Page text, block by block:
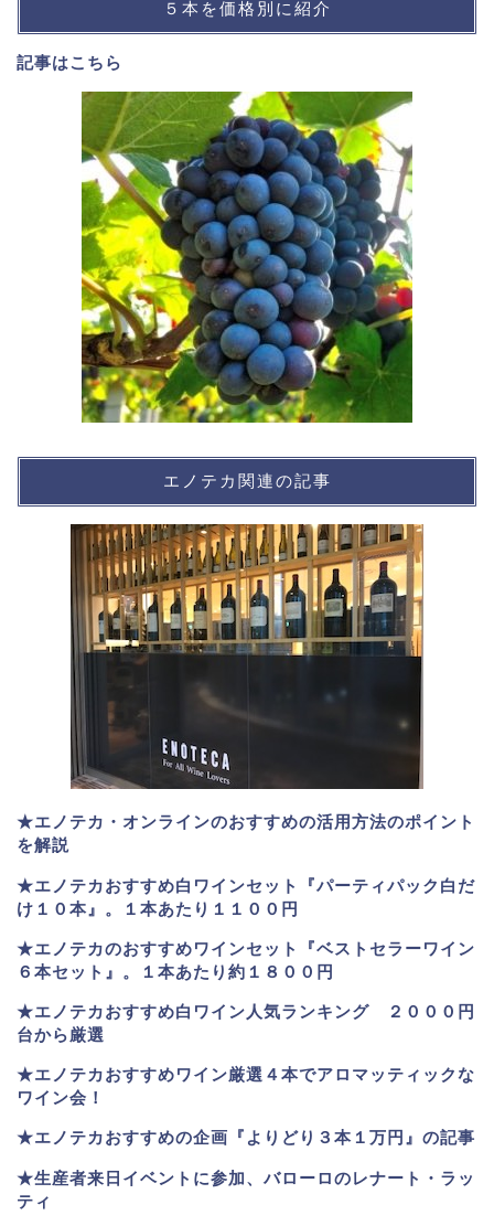
５本を価格別に紹介
記事はこちら
エノテカ関連の記事
★エノテカ・オンラインのおすすめの活用方法のポイント
を解説
★エノテカおすすめ白ワインセット『パーティパック白だ
け１０本』。１本あたり１１００円
★エノテカのおすすめワインセット『ベストセラーワイン
６本セット』。
１本あたり約１８００円
★エノテカおすすめ白ワイン人気ランキング ２０００円
台から厳選
★エノテカおすすめワイン厳選４本でアロマッティックな
ワイン会！
★エノテカおすすめの企画『よりどり３本１万円』の記事
★生産者来日イベントに参加、バローロのレナート・ラッ
ティ